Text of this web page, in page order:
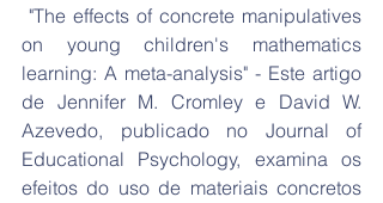
on young children's mathematics
learning: A meta-analysis" - Este artigo
de Jennifer M. Cromley e David W.
Azevedo, publicado no Journal of
Educational Psychology, examina os
efeitos do uso de materiais concretos